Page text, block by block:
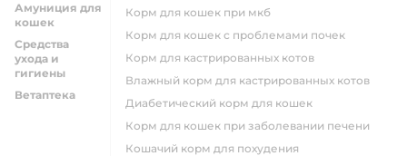
Амуниция для
кошек
Средства
ухода и
гигиены
Ветаптека
корм для кошек при мкб
корм для кошек с проблемами почек
Корм для кастрированных котов
влажный корм для кастрированных котов
диабетический корм для кошек
корм для кошек при заболевании печени
кошачий корм для похудения